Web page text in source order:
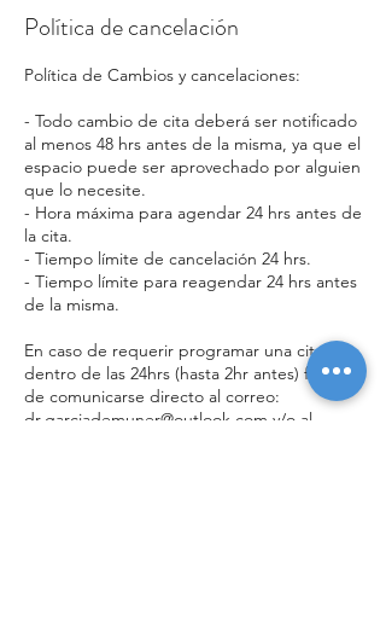
Política de cancelación
Política de Cambios y cancelaciones:
- Todo cambio de cita deberá ser notificado
al menos 48 hrs antes de la misma, ya que el
espacio puede ser aprovechado por alguien
que lo necesite.
- Hora máxima para agendar 24 hrs antes de
la cita.
- Tiempo límite de cancelación 24 hrs.
- Tiempo límite para reagendar 24 hrs antes
de la misma.
En caso de requerir programar una cita
dentro de las 24hrs (hasta 2hr antes) favor
de comunicarse directo al correo:
dr.garciademuner@outlook.com y/o al